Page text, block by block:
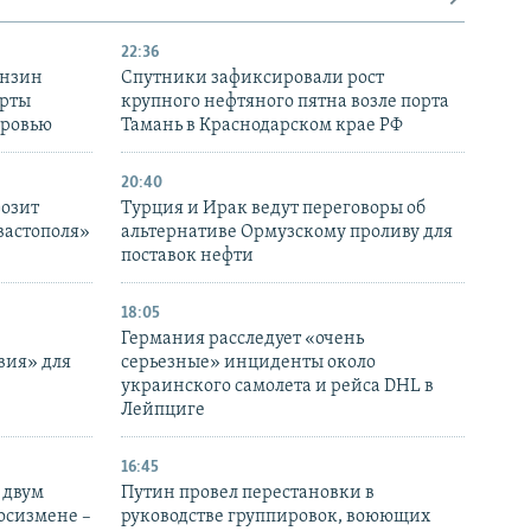
22:36
Спутники зафиксировали рост
крупного нефтяного пятна возле порта
Тамань в Краснодарском крае РФ
20:40
Турция и Ирак ведут переговоры об
альтернативе Ормузскому проливу для
поставок нефти
для
18:05
Германия расследует «очень
серьезные» инциденты около
украинского самолета и рейса DHL в
Лейпциге
–
16:45
Путин провел перестановки в
руководстве группировок, воюющих